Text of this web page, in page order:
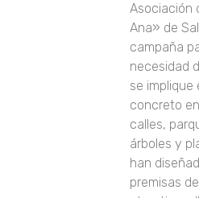
Asociación
Ana» de
campaña
necesidad
se implique
concreto
calles,
árboles y
han
premisas